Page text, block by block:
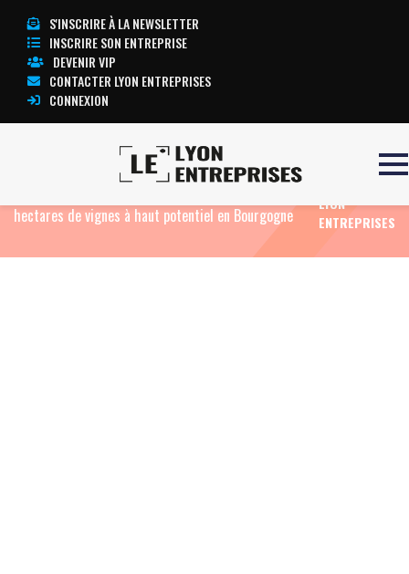
S'INSCRIRE À LA NEWSLETTER
INSCRIRE SON ENTREPRISE
DEVENIR VIP
CONTACTER LYON ENTREPRISES
CONNEXION
Hervé Kratirof et Eric Versini, ces
hectares de vignes à haut potentiel en Bourgogne
LYON
ENTREPRISES